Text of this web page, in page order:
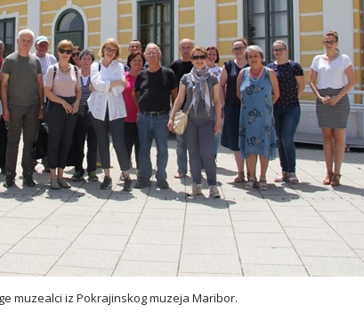
muzealci iz Pokrajinskog muzeja Maribor.